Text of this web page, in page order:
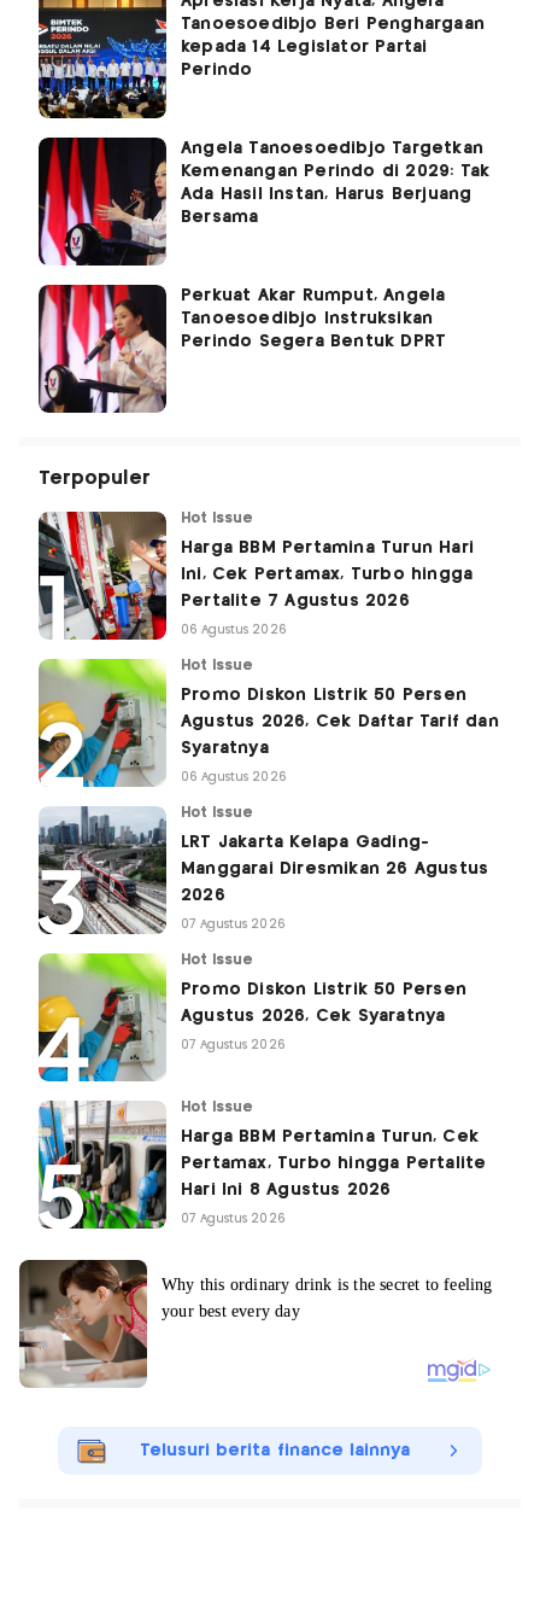
Tanoesoedibjo Beri Penghargaan
kepada 14 Legislator Partai
Perindo
Angela Tanoesoedibjo Targetkan
Kemenangan Perindo di 2029: Tak
Ada Hasil Instan, Harus Berjuang
Bersama
Perkuat Akar Rumput, Angela
Tanoesoedibjo Instruksikan
Perindo Segera Bentuk DPRT
Terpopuler
Hot Issue
Harga BBM Pertamina Turun Hari
Ini, Cek Pertamax, Turbo hingga
Pertalite 7 Agustus 2026
06 Agustus 2026
Hot Issue
Promo Diskon Listrik 50 Persen
Agustus 2026, Cek Daftar Tarif dan
Syaratnya
06 Agustus 2026
Hot Issue
LRT Jakarta Kelapa Gading-
Manggarai Diresmikan 26 Agustus
2026
07 Agustus 2026
Hot Issue
Promo Diskon Listrik 50 Persen
Agustus 2026, Cek Syaratnya
07 Agustus 2026
Hot Issue
Harga BBM Pertamina Turun, Cek
Pertamax, Turbo hingga Pertalite
Hari Ini 8 Agustus 2026
07 Agustus 2026
Telusuri berita finance lainnya